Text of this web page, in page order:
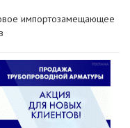
импортозамещающее